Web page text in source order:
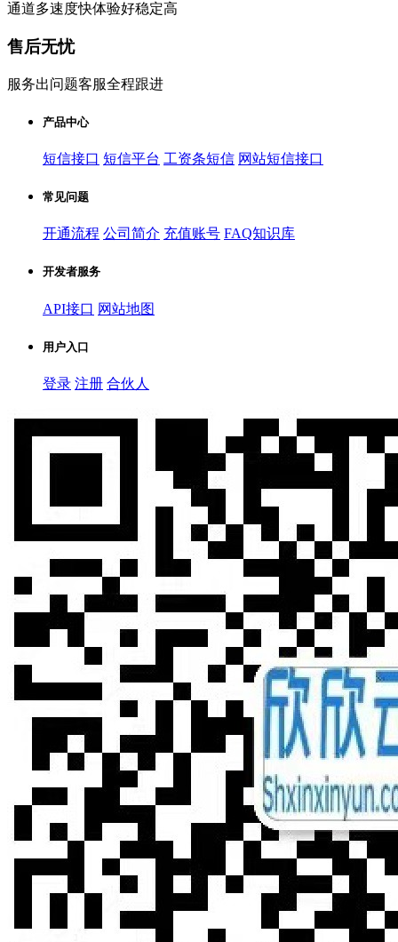
通道多速度快体验好稳定高
售后无忧
服务出问题客服全程跟进
产品中心
短信接口 短信平台 工资条短信 网站短信接口
常见问题
开通流程 公司简介 充值账号 FAQ知识库
开发者服务
API接口 网站地图
用户入口
登录 注册 合伙人